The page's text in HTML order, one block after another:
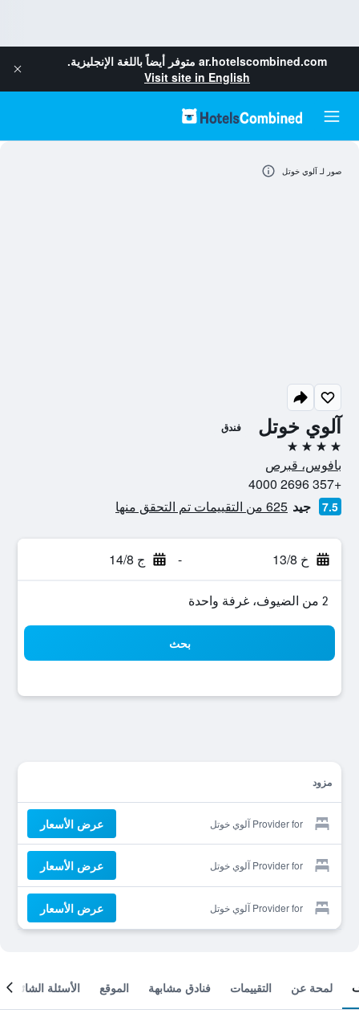
ar.hotelscombined.com متوفر أيضاً باللغة الإنجليزية.
Visit site in English
آلوي خوتل فندق
4 نجوم
بافوس، قبرص
+357 2696 4000
7.5 جيد 625 من التقييمات تم التحقق منها
خ 13/8 - ج 14/8
2 من الضيوف، غرفة واحدة
بحث
مزود
Provider for آلوي خوتل عرض الأسعار
Provider for آلوي خوتل عرض الأسعار
Provider for آلوي خوتل عرض الأسعار
صور لـ آلوي خوتل
لمحة عن التقييمات فنادق مشابهة الموقع الأسئلة الشائعة